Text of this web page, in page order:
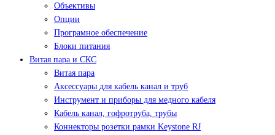
Объективы
Опции
Програмное обеспечение
Блоки питания
Витая пара и СКС
Витая пара
Аксессуары для кабель канал и труб
Инструмент и приборы для медного кабеля
Кабель канал, гофротруба, трубы
Коннекторы розетки рамки Keystone RJ